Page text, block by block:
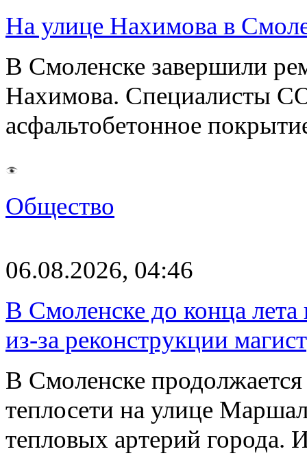
На улице Нахимова в
В Смоленске завершили
Нахимова. Специалисты
асфальтобетонное
Общество
06.08.2026, 04:46
В Смоленске до конца
из-за реконструкции
В Смоленске
теплосети на улице
тепловых артерий